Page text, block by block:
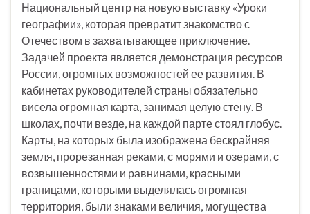
Национальный центр на новую выставку «Уроки
географии», которая превратит знакомство с
Отечеством в захватывающее приключение.
Задачей проекта является демонстрация ресурсов
России, огромных возможностей ее развития. В
кабинетах руководителей страны обязательно
висела огромная карта, занимая целую стену. В
школах, почти везде, на каждой парте стоял глобус.
Карты, на которых была изображена бескрайняя
земля, прорезанная реками, с морями и озерами, с
возвышенностями и равнинами, красными
границами, которыми выделялась огромная
территория, были знаками величия, могущества